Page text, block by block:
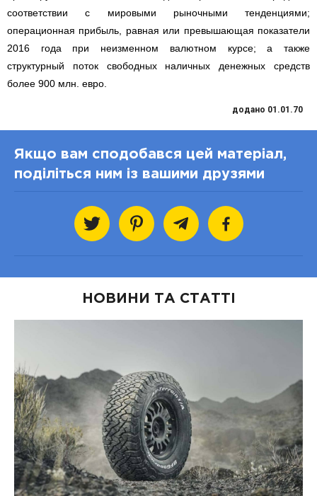
соответствии с мировыми рыночными тенденциями;
операционная прибыль, равная или превышающая показатели
2016 года при неизменном валютном курсе; а также
структурный поток свободных наличных денежных средств
более 900 млн. евро.
додано 01.01.70
Якщо вам сподобався цей матеріал,
поділіться ним із вашими друзями
НОВИНИ ТА СТАТТІ